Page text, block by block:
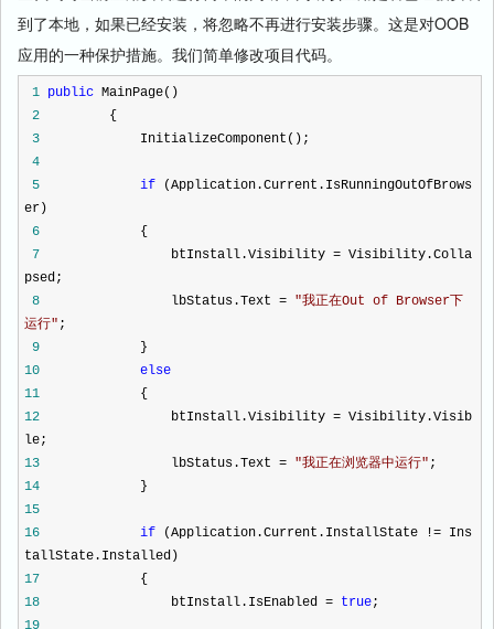
到了本地，如果已经安装，将忽略不再进行安装步骤。这是对OOB
应用的一种保护措施。我们简单修改项目代码。
1 public MainPage()
2
{
3
InitializeComponent();
4
5
if (Application.Current.IsRunningOutOfBrows
er)
6
{
7
btInstall.Visibility = Visibility.Colla
psed;
8
lbStatus.Text = "我正在Out of Browser下
运行" ;
9
}
10
else
11
{
12
btInstall.Visibility = Visibility.Visib
le;
13
lbStatus.Text = "我正在浏览器中运行" ;
14
}
15
16
if (Application.Current.InstallState != Ins
tallState.Installed)
17
{
18
btInstall.IsEnabled = true;
19